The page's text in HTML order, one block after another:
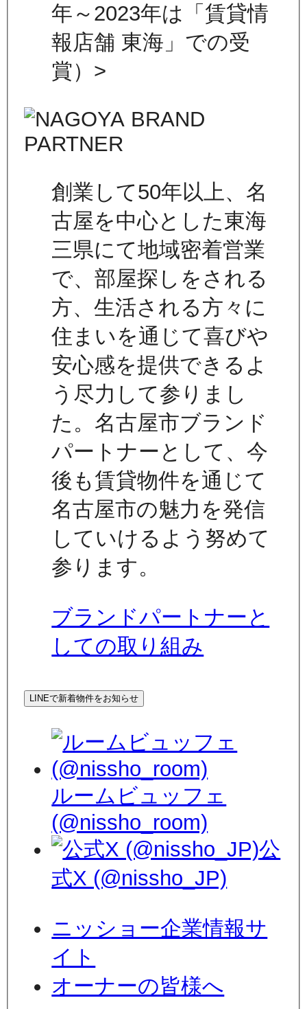
年～2023年は「賃貸情
報店舗 東海」での受
賞）>
創業して50年以上、名
古屋を中心とした東海
三県にて地域密着営業
で、部屋探しをされる
方、生活される方々に
住まいを通じて喜びや
安心感を提供できるよ
う尽力して参りまし
た。名古屋市ブランド
パートナーとして、今
後も賃貸物件を通じて
名古屋市の魅力を発信
していけるよう努めて
参ります。
ブランドパートナーと
しての取り組み
LINEで新着物件をお知らせ
ルームビュッフェ
(@nissho_room)
公
式X (@nissho_JP)
ニッショー企業情報サ
イト
オーナーの皆様へ